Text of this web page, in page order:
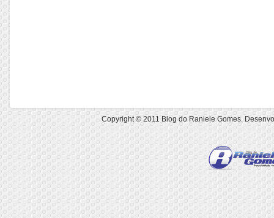
Copyright © 2011Blog do Raniele Gomes.